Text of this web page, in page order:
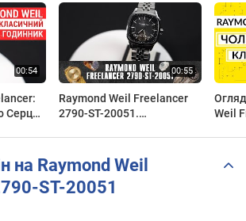
Серця!
Raymond Weil Freelancer
2790-ST-20051.
Weil
на Raymond Weil
ST-20051